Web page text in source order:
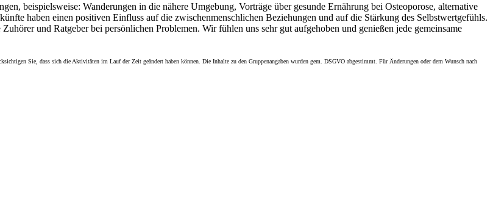
beispielsweise: Wanderungen in die nähere Umgebung, Vorträge über gesunde Ernährung bei Osteoporose, alternative
haben einen positiven Einfluss auf die zwischenmenschlichen Beziehungen und auf die Stärkung des Selbstwertgefühls.
und Ratgeber bei persönlichen Problemen. Wir fühlen uns sehr gut aufgehoben und genießen jede gemeinsame
Sie, dass sich die Aktivitäten im Lauf der Zeit geändert haben können. Die Inhalte zu den Gruppenangaben wurden gem. DSGVO abgestimmt. Für Änderungen oder dem Wunsch nach